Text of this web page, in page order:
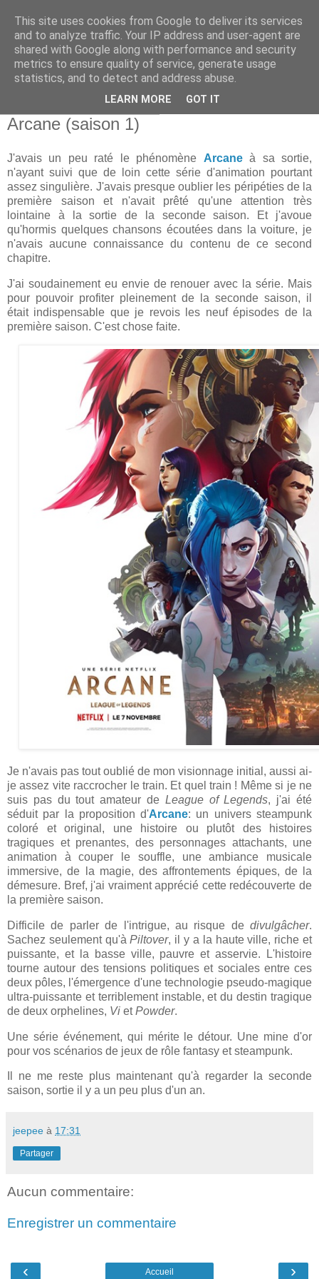
Arcane (saison 1)
J'avais un peu raté le phénomène Arcaneà sa sortie,
n'ayant suivi que de loin cette série d'animation pourtant
assez singulière. J'avais presque oublier les péripéties de la
première saison et n'avait prêté qu'une attention très
lointaine à la sortie de la seconde saison. Et j'avoue
qu'hormis quelques chansons écoutées dans la voiture, je
n'avais aucune connaissance du contenu de ce second
chapitre.
J'ai soudainement eu envie de renouer avec la série. Mais
pour pouvoir profiter pleinement de la seconde saison, il
était indispensable que je revois les neuf épisodes de la
première saison. C'est chose faite.
Je n'avais pas tout oublié de mon visionnage initial, aussi ai-
je assez vite raccrocher le train. Et quel train ! Même si je ne
suis pas du tout amateur de League of Legends, j'ai été
séduit par la proposition d'Arcane: un univers steampunk
coloré et original, une histoire ou plutôt des histoires
tragiques et prenantes, des personnages attachants, une
animation à couper le souffle, une ambiance musicale
immersive, de la magie, des affrontements épiques, de la
démesure. Bref, j'ai vraiment apprécié cette redécouverte de
la première saison.
Difficile de parler de l'intrigue, au risque de divulgâcher.
Sachez seulement qu'àPiltover, il y a la haute ville, riche et
puissante, et la basse ville, pauvre et asservie. L'histoire
tourne autour des tensions politiques et sociales entre ces
deux pôles, l'émergence d'une technologie pseudo-magique
ultra-puissante et terriblement instable, et du destin tragique
de deux orphelines, Vi etPowder.
Une série événement, qui mérite le détour. Une mine d'or
pour vos scénarios de jeux de rôle fantasy et steampunk.
Il ne me reste plus maintenant qu'à regarder la seconde
saison, sortie il y a un peu plus d'un an.
jeepee à 17:31
Partager
Aucun commentaire:
Enregistrer un commentaire
‹ ›
Accueil
This site uses cookies from Google to deliver its services
and to analyze traffic. Your IP address and user-agent are
shared with Google along with performance and security
metrics to ensure quality of service, generate usage
statistics, and to detect and address abuse.
LEARN MORE GOT IT